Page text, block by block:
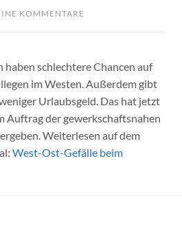
KOMMENTARE
schlechtere Chancen auf
im Westen. Außerdem gibt
Urlaubsgeld. Das hat jetzt
Auftrag der gewerkschaftsnahen
Weiterlesen auf dem
West-Ost-Gefälle beim